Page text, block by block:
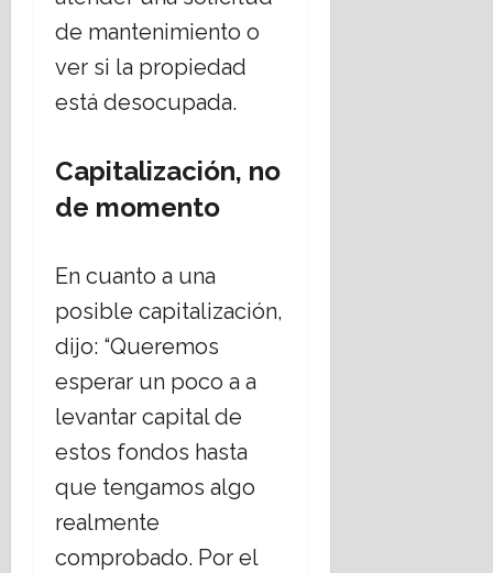
de mantenimiento o
ver si la propiedad
está desocupada.
Capitalización, no
de momento
En cuanto a una
posible capitalización,
dijo: “Queremos
esperar un poco a a
levantar capital de
estos fondos hasta
que tengamos algo
realmente
comprobado. Por el